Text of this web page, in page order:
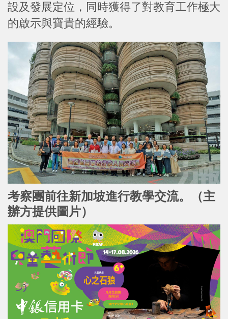
設及發展定位，同時獲得了對教育工作極大
的啟示與寶貴的經驗。
考察團前往新加坡進行教學交流。（主
辦方提供圖片）